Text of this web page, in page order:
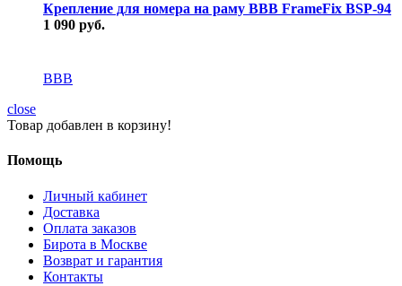
Крепление для номера на раму BBB FrameFix BSP-94
1 090 руб.
BBB
close
Товар добавлен в корзину!
Помощь
Личный кабинет
Доставка
Оплата заказов
Бирота в Москве
Возврат и гарантия
Контакты